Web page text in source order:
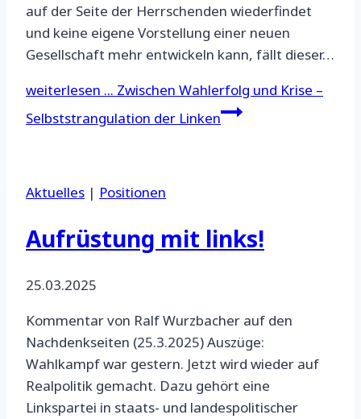
auf der Seite der Herrschenden wiederfindet
und keine eigene Vorstellung einer neuen
Gesellschaft mehr entwickeln kann, fällt dieser…
weiterlesen ... Zwischen Wahlerfolg und Krise –
Selbststrangulation der Linken
Aktuelles | Positionen
Aufrüstung mit links!
25.03.2025
Kommentar von Ralf Wurzbacher auf den
Nachdenkseiten (25.3.2025) Auszüge:
Wahlkampf war gestern. Jetzt wird wieder auf
Realpolitik gemacht. Dazu gehört eine
Linkspartei in staats- und landespolitischer